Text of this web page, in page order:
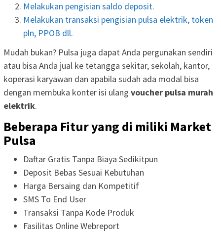
Melakukan pengisian saldo deposit.
Melakukan transaksi pengisian pulsa elektrik, token
pln, PPOB dll.
Mudah bukan? Pulsa juga dapat Anda pergunakan sendiri
atau bisa Anda jual ke tetangga sekitar, sekolah, kantor,
koperasi karyawan dan apabila sudah ada modal bisa
dengan membuka konter isi ulang voucher pulsa murah
elektrik.
Beberapa Fitur yang di miliki Market
Pulsa
Daftar Gratis Tanpa Biaya Sedikitpun
Deposit Bebas Sesuai Kebutuhan
Harga Bersaing dan Kompetitif
SMS To End User
Transaksi Tanpa Kode Produk
Fasilitas Online Webreport